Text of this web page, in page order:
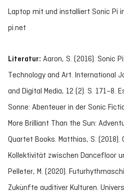
Laptop mit und installiert Sonic Pi
pi.net
Literatur: Aaron, S. (2016). Sonic
Technology and Art. International
and Digital Media, 12 (2). S. 171–8.
Sonne: Abenteuer in der Sonic
More Brilliant Than the Sun:
Quartet Books. Matthias, S. (2018).
Kollektivität zwischen Dancefloor
Pelleter, M. (2020).
Zukünfte auditiver Kulturen.